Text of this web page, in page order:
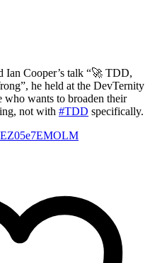
Ian Cooper’s talk “🚀 TDD,
he held at the DevTernity
who wants to broaden their
not with #TDD specifically.